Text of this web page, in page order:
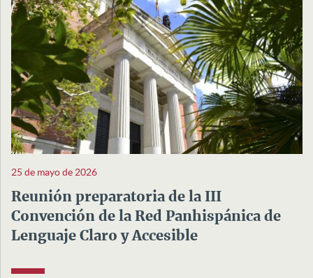
25 de mayo de 2026
Reunión preparatoria de la III
Convención de la Red Panhispánica de
Lenguaje Claro y Accesible